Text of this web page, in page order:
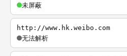
未屏蔽
http://www.hk.weibo.com
无法解析